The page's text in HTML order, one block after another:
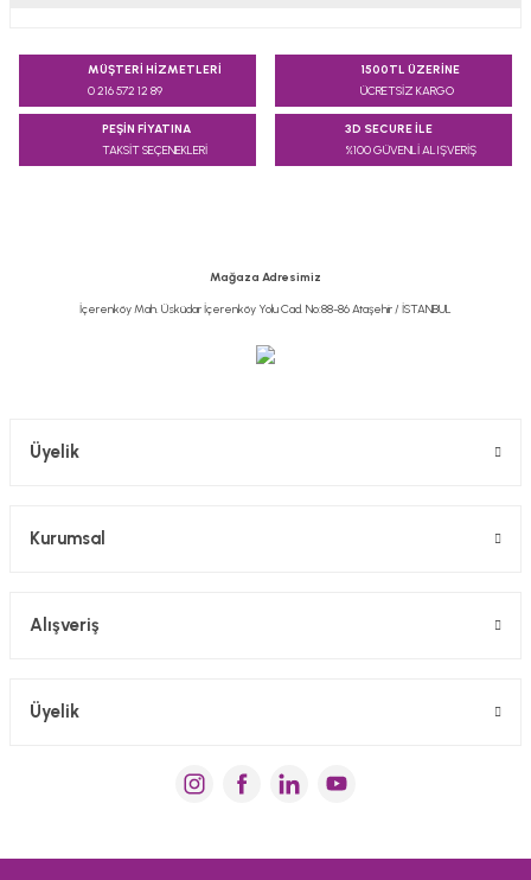
konularda yetersiz gördüğünüz noktaları öneri formunu
kullanarak tarafımıza iletebilirsiniz.
Ürün resmi kalitesiz, bozuk veya görüntülenemiyor.
MÜŞTERİ HİZMETLERİ
0 216 572 12 89
1500TL ÜZERİNE
ÜCRETSİZ KARGO
PEŞİN FİYATINA
TAKSİT SEÇENEKLERİ
3D SECURE İLE
%100 GÜVENLİ ALIŞVERİŞ
Mağaza Adresimiz
İçerenköy Mah. Üsküdar İçerenköy Yolu Cad. No:88-86 Ataşehir / İSTANBUL
Üyelik
Kurumsal
Alışveriş
Üyelik